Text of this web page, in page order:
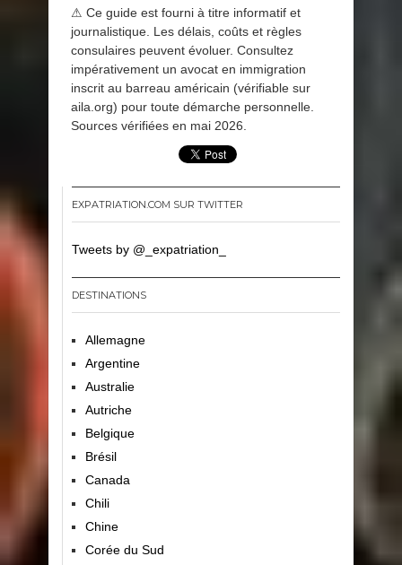
⚠ Ce guide est fourni à titre informatif et
journalistique. Les délais, coûts et règles
consulaires peuvent évoluer. Consultez
impérativement un avocat en immigration
inscrit au barreau américain (vérifiable sur
aila.org) pour toute démarche personnelle.
Sources vérifiées en mai 2026.
EXPATRIATION.COM SUR TWITTER
Tweets by @_expatriation_
DESTINATIONS
Allemagne
Argentine
Australie
Autriche
Belgique
Brésil
Canada
Chili
Chine
Corée du Sud